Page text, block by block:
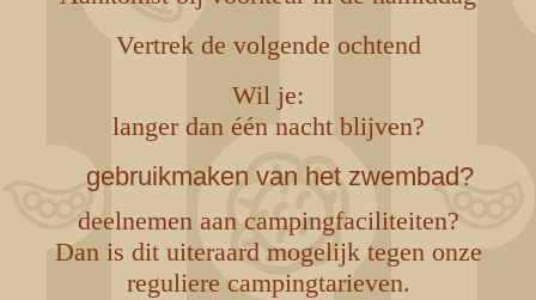
Vertrek de volgende ochtend
Wil je:
langer dan één nacht blijven?
gebruikmaken van het zwembad?
deelnemen aan campingfaciliteiten?
Dan is dit uiteraard mogelijk tegen onze
reguliere campingtarieven.